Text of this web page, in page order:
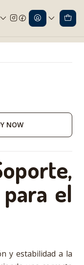
NOW
el
y estabilidad a la